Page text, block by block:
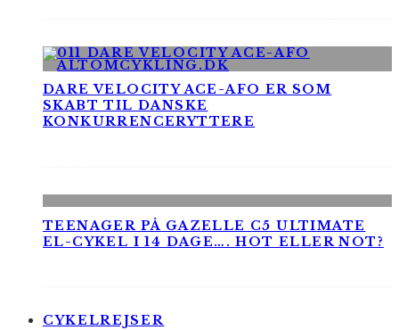
DARE VELOCITY ACE-AFO ER SOM
SKABT TIL DANSKE
KONKURRENCERYTTERE
TEENAGER PÅ GAZELLE C5 ULTIMATE
EL-CYKEL I 14 DAGE…. HOT ELLER NOT?
CYKELREJSER